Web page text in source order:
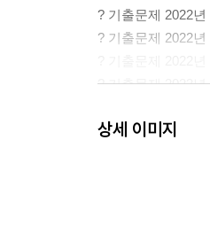
? 기출문제 2022년
? 기출문제 2022년
? 기출문제 2023년
? 기출문제 2023년
상세 이미지